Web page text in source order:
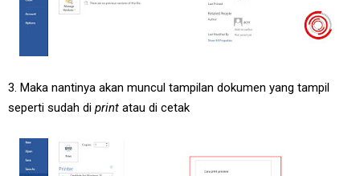
3. Maka nantinya akan muncul tampilan dokumen yang tampil
seperti sudah di print atau di cetak